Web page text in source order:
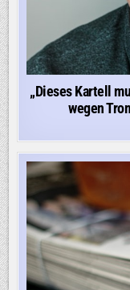
„Dieses Kartell
wegen